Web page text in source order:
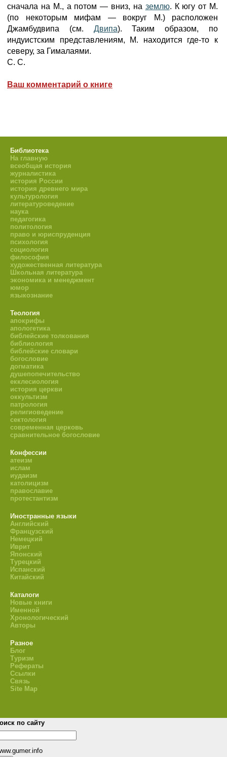
сначала на M., a потом — вниз, на землю. К югу от М.
(по некоторым мифам — вокруг М.) расположен
Джамбудвипа (см. Двипа). Таким образом, по
индуистским представлениям, М. находится где-то к
северу, за Гималаями.
С. С.
Ваш комментарий о книге
Библиотека
На главную
всеобщая история
журналистика
история России
история древнего мира
культурология
литературоведение
наука
педагогика
политология
право и юриспруденция
психология
социология
философия
художественная литература
Школьная литература
экономика и менеджмент
юмор
языкознание
Теология
апокрифы
апологетика
библейские толкования
библиология
библейские словари
богословие
догматика
душепопечительство
екклесиология
история церкви
оккультизм
патрология
религиоведение
сектология
современная церковь
сравнительное богословие
Конфессии
атеизм
ислам
иудаизм
католицизм
православие
протестантизм
Иностранные языки
Английский
Французский
Немецкий
Иврит
Японский
Турецкий
Испанский
Китайский
Каталоги
Новые книги
Именной
Хронологический
Авторы
Разное
Блог
Туризм
Рефераты
Ссылки
Связь
Site Map
по сайту